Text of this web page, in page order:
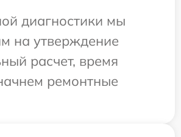
диагностики мы
на утверждение
расчет, время
ремонтные